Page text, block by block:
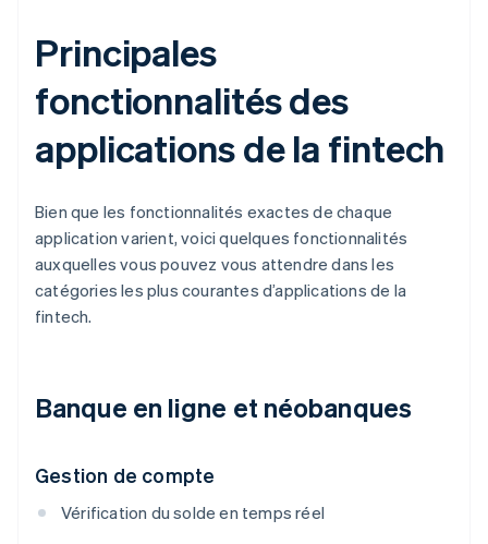
Principales
fonctionnalités des
applications de la fintech
Bien que les fonctionnalités exactes de chaque
application varient, voici quelques fonctionnalités
auxquelles vous pouvez vous attendre dans les
catégories les plus courantes d’applications de la
fintech.
Banque en ligne et néobanques
Gestion de compte
Vérification du solde en temps réel